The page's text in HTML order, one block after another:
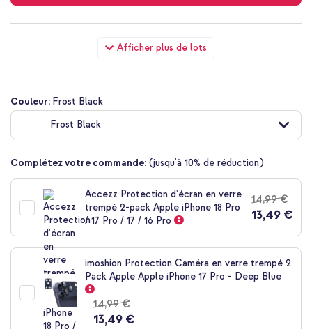
Couleur: Frost Black
Frost Black
Complétez votre commande: (jusqu'à 10% de réduction)
Accezz Protection d'écran en verre
trempé 2-pack Apple iPhone 18 Pro
/ 17 Pro / 17 / 16 Pro
14,99 €
13,49 €
imoshion Protection Caméra en verre trempé 2
Pack Apple Apple iPhone 17 Pro - Deep Blue
14,99 €
13,49 €
Afficher plus de lots
Spigen Coque Ultra Hybrid MagSafe Apple iPhone 17 Pro -
Frost Black + Wall Charger - Chargeur - Connexion USB-C et
10 % de réduction
54,98 €
Livraison gratuite 53,48 €
Livraison
gratuite
Spigen Coque Ultra Hybrid MagSafe Apple iPhone 17 Pro -
Frost Black + Wireless Charger USB-C - Chargeur MagSafe
sans fil - 1 mètre - Blanc